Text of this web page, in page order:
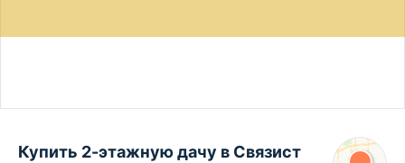
Купить 2-этажную дачу в Связист